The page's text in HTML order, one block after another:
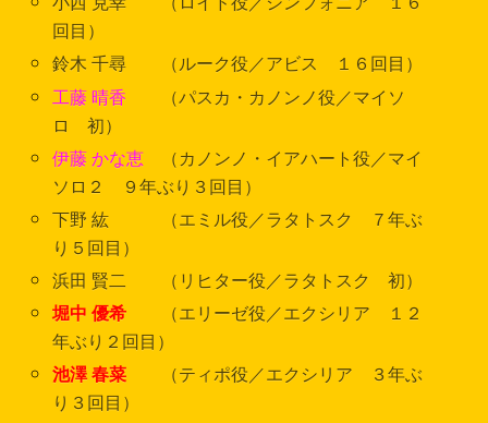
回目）
鈴木 千尋 （ルーク役／アビス １６回目）
工藤 晴香 （パスカ・カノンノ役／マイソ
ロ 初）
伊藤 かな恵 （カノンノ・イアハート役／マイ
ソロ２ ９年ぶり３回目）
下野 紘 （エミル役／ラタトスク ７年ぶ
り５回目）
浜田 賢二 （リヒター役／ラタトスク 初）
堀中 優希 （エリーゼ役／エクシリア １２
年ぶり２回目）
池澤 春菜 （ティポ役／エクシリア ３年ぶ
り３回目）